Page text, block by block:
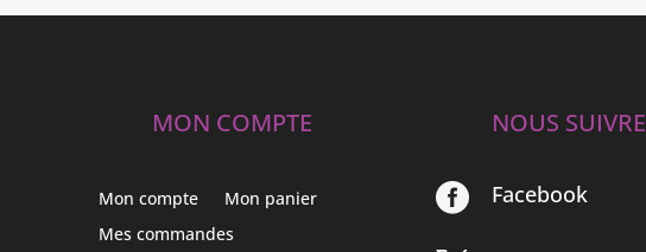
MON COMPTE
Mon compte
Mon panier
Mes commandes
NOUS SUIVRE
 Facebook